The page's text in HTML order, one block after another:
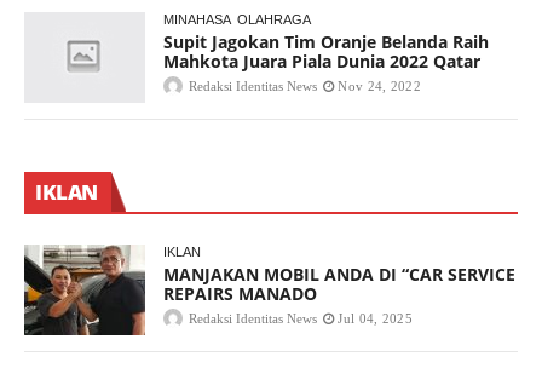
MINAHASA OLAHRAGA
Supit Jagokan Tim Oranje Belanda Raih
Mahkota Juara Piala Dunia 2022 Qatar
Redaksi Identitas News Nov 24, 2022
IKLAN
IKLAN
MANJAKAN MOBIL ANDA DI “CAR SERVICE
REPAIRS MANADO
Redaksi Identitas News Jul 04, 2025